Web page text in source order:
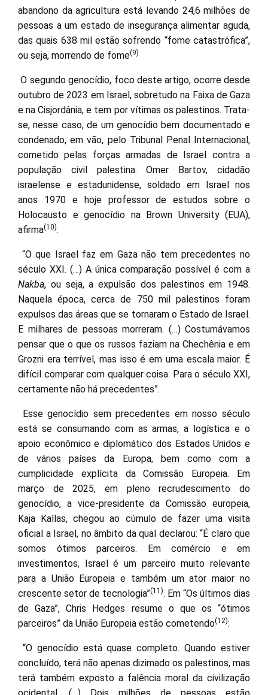
abandono da agricultura está levando 24,6 milhões de
pessoas a um estado de insegurança alimentar aguda,
das quais 638 mil estão sofrendo “fome catastrófica”,
ou seja, morrendo de fome(9)
O segundo genocídio, foco deste artigo, ocorre desde
outubro de 2023 em Israel, sobretudo na Faixa de Gaza
e na Cisjordânia, e tem por vítimas os palestinos. Trata-
se, nesse caso, de um genocídio bem documentado e
condenado, em vão, pelo Tribunal Penal Internacional,
cometido pelas forças armadas de Israel contra a
população civil palestina. Omer Bartov, cidadão
israelense e estadunidense, soldado em Israel nos
anos 1970 e hoje professor de estudos sobre o
Holocausto e genocídio na Brown University (EUA),
afirma(10):
“O que Israel faz em Gaza não tem precedentes no
século XXI. (…) A única comparação possível é com a
Nakba, ou seja, a expulsão dos palestinos em 1948.
Naquela época, cerca de 750 mil palestinos foram
expulsos das áreas que se tornaram o Estado de Israel.
E milhares de pessoas morreram. (…) Costumávamos
pensar que o que os russos faziam na Chechênia e em
Grozni era terrível, mas isso é em uma escala maior. É
difícil comparar com qualquer coisa. Para o século XXI,
certamente não há precedentes”.
Esse genocídio sem precedentes em nosso século
está se consumando com as armas, a logística e o
apoio econômico e diplomático dos Estados Unidos e
de vários países da Europa, bem como com a
cumplicidade explícita da Comissão Europeia. Em
março de 2025, em pleno recrudescimento do
genocídio, a vice-presidente da Comissão europeia,
Kaja Kallas, chegou ao cúmulo de fazer uma visita
oficial a Israel, no âmbito da qual declarou: “É claro que
somos ótimos parceiros. Em comércio e em
investimentos, Israel é um parceiro muito relevante
para a União Europeia e também um ator maior no
crescente setor de tecnologia”(11). Em “Os últimos dias
de Gaza”, Chris Hedges resume o que os “ótimos
parceiros” da União Europeia estão cometendo(12):
“O genocídio está quase completo. Quando estiver
concluído, terá não apenas dizimado os palestinos, mas
terá também exposto a falência moral da civilização